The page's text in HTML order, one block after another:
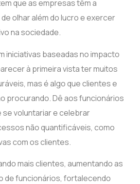
que as empresas têm a
olhar além do lucro e exercer
na sociedade.
iniciativas baseadas no impacto
à primeira vista ter muitos
mas é algo que clientes e
procurando. Dê aos funcionários
voluntariar e celebrar
não quantificáveis, como
com os clientes.
mais clientes, aumentando as
de funcionários, fortalecendo